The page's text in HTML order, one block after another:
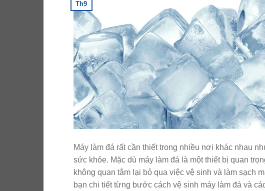
Th9
Máy làm đá rất cần thiết trong nhiều nơi khác nhau
sức khỏe. Mặc dù máy làm đá là một thiết bị quan
không quan tâm lại bỏ qua việc vệ sinh và làm sạch
bạn chi tiết từng bước cách vệ sinh máy làm đá và